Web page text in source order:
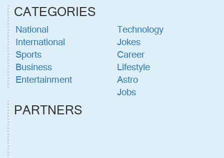
CATEGORIES
National
International
Sports
Business
Entertainment
Technology
Jokes
Career
Lifestyle
Astro
Jobs
PARTNERS